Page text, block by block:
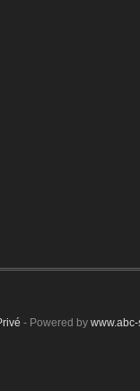
- Powered by